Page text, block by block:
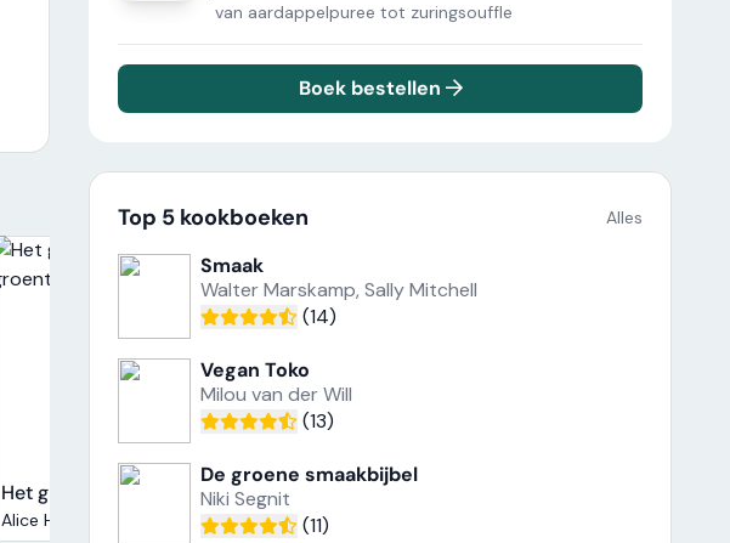
Het grandioze
groenteboek
Alice Hart
5 Ingrediënten
Mediterraan
Jamie Oliver
van aardappelpuree tot zuringsouffle
Boek bestellen
Top 5 kookboeken Alles
Smaak
Walter Marskamp, Sally Mitchell
(14)
Vegan Toko
Milou van der Will
(13)
De groene smaakbijbel
Niki Segnit
(11)